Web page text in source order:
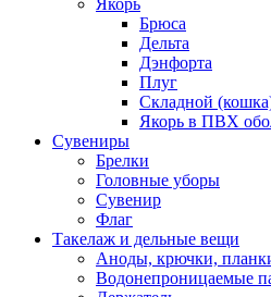
Якорь
Брюса
Дельта
Дэнфорта
Плуг
Складной
Якорь в ПВХ
Сувениры
Брелки
Головные уборы
Сувенир
Флаг
Такелаж и дельные вещи
Аноды, крючки,
Водонепроницаемые